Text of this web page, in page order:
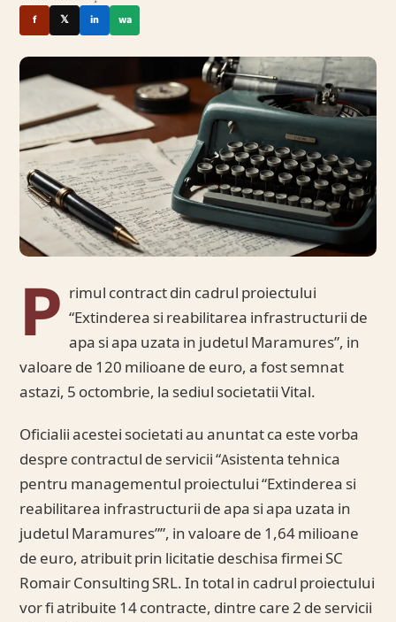
f 𝕏 in wa
P rimul contract din cadrul proiectului
“Extinderea si reabilitarea infrastructurii de
apa si apa uzata in judetul Maramures”, in
valoare de 120 milioane de euro, a fost semnat
astazi, 5 octombrie, la sediul societatii Vital.
Oficialii acestei societati au anuntat ca este vorba
despre contractul de servicii “Asistenta tehnica
pentru managementul proiectului “Extinderea si
reabilitarea infrastructurii de apa si apa uzata in
judetul Maramures””, in valoare de 1,64 milioane
de euro, atribuit prin licitatie deschisa firmei SC
Romair Consulting SRL. In total in cadrul proiectului
vor fi atribuite 14 contracte, dintre care 2 de servicii